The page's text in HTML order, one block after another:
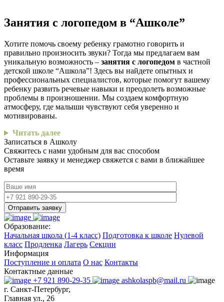
Занятия с логопедом в “Ашколе”
Хотите помочь своему ребенку грамотно говорить и
правильно произносить звуки? Тогда мы предлагаем вам
уникальную возможность – занятия с логопедом в частной
детской школе “Ашкола”! Здесь вы найдете опытных и
профессиональных специалистов, которые помогут вашему
ребенку развить речевые навыки и преодолеть возможные
проблемы в произношении. Мы создаем комфортную
атмосферу, где малыши чувствуют себя уверенно и
мотивированы.
Читать далее
Записаться в Ашколу
Свяжитесь с нами удобным для вас способом
Оставьте заявку и менеджер свяжется с вами в ближайшее
время
Отправить заявку
Образование:
Начальная школа (1-4 класс) Подготовка к школе Нулевой
класс Продленка Лагерь Секции
Информация
Поступление и оплата О нас Контакты
Контактные данные
+7 921 890-29-35
ashkolaspb@mail.ru
г. Санкт-Петербург,
Главная ул., 26